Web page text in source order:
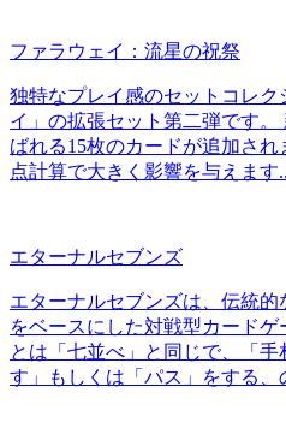
ファラウェイ：流星の祝祭
独特なプレイ感のセットコレク
イ」の拡張セット第二弾です
ばれる15枚のカードが追加さ
点計算で大きく影響を与えます
エターナルセブンズ
エターナルセブンズは、伝統的
をベースにした対戦型カードゲ
とは「七並べ」と同じで、「
す」もしくは「パス」をする、